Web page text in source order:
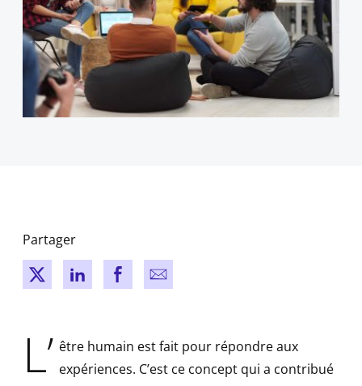
Partager
New windowNew window
New windowNew window
L’ être humain est fait pour répondre aux
expériences. C’est ce concept qui a contribué